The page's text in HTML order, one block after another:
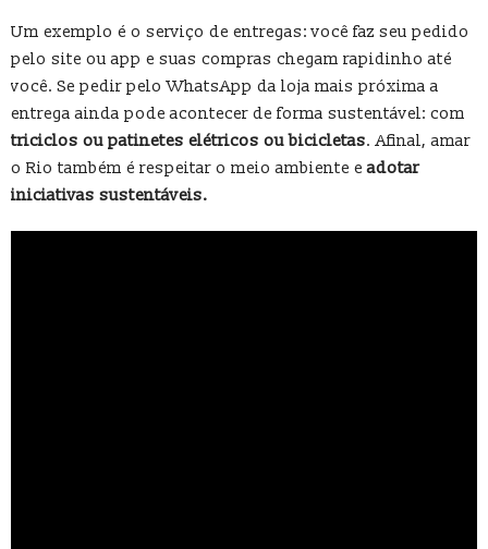
Um exemplo é o serviço de entregas: você faz seu pedido
pelo site ou app e suas compras chegam rapidinho até
você. Se pedir pelo WhatsApp da loja mais próxima a
entrega ainda pode acontecer de forma sustentável: com
triciclos ou patinetes elétricos ou bicicletas. Afinal, amar
o Rio também é respeitar o meio ambiente eadotar
iniciativas sustentáveis.